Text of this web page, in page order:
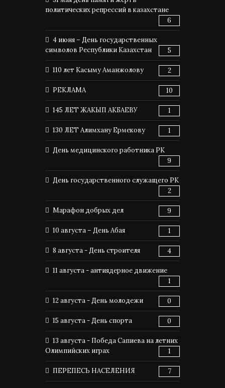
политических репрессий в казахстане
6
4 июня – День государственных
символов Республики Казахстан
5
110 лет Касыму Аманжолову 2
РЕКЛАМА 10
145 ЛЕТ ЖАКЫП АКБАЕВУ 1
130 ЛЕТ Алимхану Ермекову 1
День медицинского работника РК
9
День государственного служащего РК
2
Марафон добрых дел 9
10 августа – День Абая 1
8 августа - День строителя 4
11 августа - антиядерное движение
1
12 августа - День молодежи 0
15 августа - День спорта 0
13 августа - Победа Сапиева на летних
Олимпийских играх
1
ПЕРЕПЕСЬ НАСЕЛЕНИЯ 7